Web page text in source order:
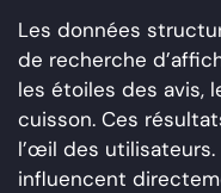
Les données
de recherche
les étoiles des avis,
cuisson. Ces
l’œil des utilisateurs.
influencent